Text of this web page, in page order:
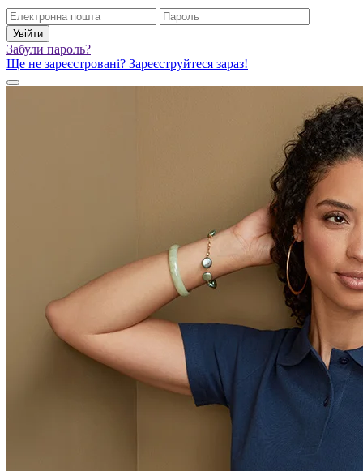
Увійти
Забули пароль?
Ще не зареєстровані? Зареєструйтеся зараз!